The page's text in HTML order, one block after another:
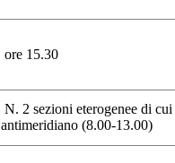
ore 15.30
N. 2 sezioni eterogenee di
antimeridiano (8.00-13.00)